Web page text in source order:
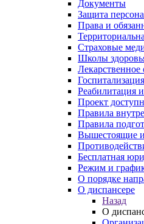
Документы
Защита
Права и
Страховые
Школы
Лекарственное
Госпитализация
Реабилитация
Проект
Правила
Правила
Вышестоящие
Бесплатная
Режим и
О порядке
О диспансере
Назад
О